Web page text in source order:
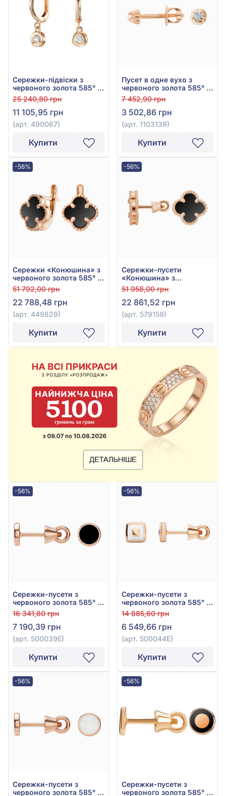
Сережки-підвіски з
червоного золота 585° з
фіанітом/куб.цирконієм,
арт. 490067
25 240,80 грн
11 105,95 грн
(арт. 490067)
Купити
Пусет в одне вухо з
червоного золота 585° з
фіанітом/куб.цирконієм,
арт. 110313Я
7 452,90 грн
3 502,86 грн
(арт. 110313Я)
Купити
-56%
Сережки «Конюшина» з
червоного золота 585° з
Чорним Агатом, арт.
449829
51 792,00 грн
22 788,48 грн
(арт. 449829)
Купити
-56%
Сережки-пусети
«Конюшина» з
червоного золота 585° з
Чорним Агатом, арт.
579159
51 958,00 грн
22 861,52 грн
(арт. 579159)
Купити
-56%
Сережки-пусети з
червоного золота 585° з
чорною емаллю, арт.
500039Е
16 341,80 грн
7 190,39 грн
(арт. 500039Е)
Купити
-56%
Сережки-пусети з
червоного золота 585° з
емаллю, арт. 500044Е
14 885,60 грн
6 549,66 грн
(арт. 500044Е)
Купити
-56%
Сережки-пусети з
червоного золота 585° з
-56%
Сережки-пусети з
червоного золота 585° з